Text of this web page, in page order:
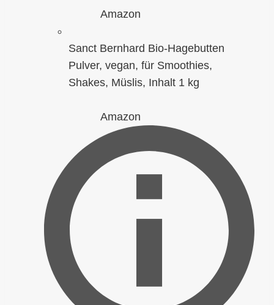
Amazon
Sanct Bernhard Bio-Hagebutten
Pulver, vegan, für Smoothies,
Shakes, Müslis, Inhalt 1 kg
Amazon